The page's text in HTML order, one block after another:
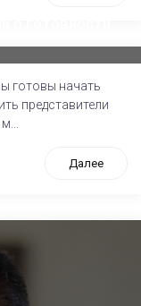
готовы начать
представители
Далее